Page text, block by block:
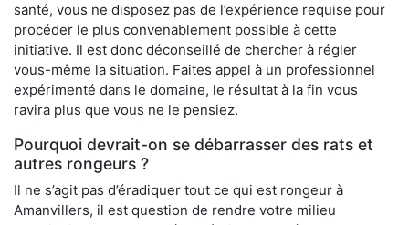
santé, vous ne disposez pas de l’expérience requise pour
procéder le plus convenablement possible à cette
initiative. Il est donc déconseillé de chercher à régler
vous-même la situation. Faites appel à un professionnel
expérimenté dans le domaine, le résultat à la fin vous
ravira plus que vous ne le pensiez.
Pourquoi devrait-on se débarrasser des rats et
autres rongeurs ?
Il ne s’agit pas d’éradiquer tout ce qui est rongeur à
Amanvillers, il est question de rendre votre milieu